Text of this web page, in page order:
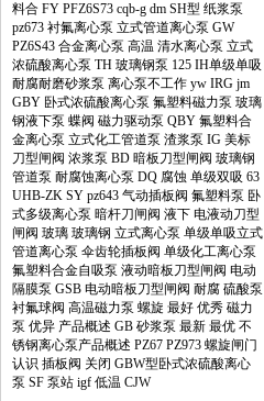
料合 FY PFZ6S73 cqb-g dm SH型 纸浆泵
pz673 衬氟离心泵 立式管道离心泵 GW
PZ6S43 合金离心泵 高温 清水离心泵 立式
浓硫酸离心泵 TH 玻璃钢泵 125 IH单级单吸
耐腐耐磨砂浆泵 离心泵不工作 yw IRG jm
GBY 卧式浓硫酸离心泵 氟塑料磁力泵 玻璃
钢液下泵 蝶阀 磁力驱动泵 QBY 氟塑料合
金离心泵 立式化工管道泵 渣浆泵 IG 美标
刀型闸阀 浓浆泵 BD 暗板刀型闸阀 玻璃钢
管道泵 耐腐蚀离心泵 DQ 腐蚀 单级双吸 63
UHB-ZK SY pz643 气动插板阀 氟塑料泵 卧
式多级离心泵 暗杆刀闸阀 液下 电液动刀型
闸阀 玻璃 玻璃钢 立式离心泵 单级单吸立式
管道离心泵 伞齿轮插板阀 单级化工离心泵
氟塑料合金自吸泵 液动暗板刀型闸阀 电动
隔膜泵 GSB 电动暗板刀型闸阀 耐腐 硫酸泵
衬氟球阀 高温磁力泵 螺旋 最好 优秀 磁力
泵 优异 产品概述 GB 砂浆泵 最新 最优 不
锈钢离心泵产品概述 PZ67 PZ973 螺旋闸门
认识 插板阀 关闭 GBW型卧式浓硫酸离心
泵 SF 泵站 igf 低温 CJW